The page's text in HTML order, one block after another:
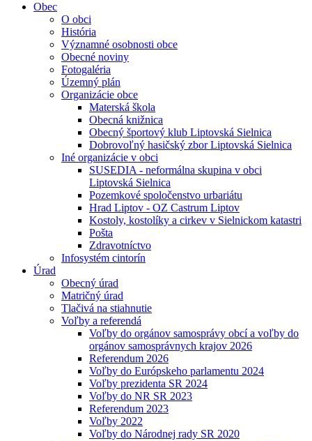
Obec
O obci
História
Významné osobnosti obce
Obecné noviny
Fotogaléria
Územný plán
Organizácie obce
Materská škola
Obecná knižnica
Obecný športový klub Liptovská Sielnica
Dobrovoľný hasičský zbor Liptovská Sielnica
Iné organizácie v obci
SUSEDIA - neformálna skupina v obci
Liptovská Sielnica
Pozemkové spoločenstvo urbariátu
Hrad Liptov - OZ Castrum Liptov
Kostoly, kostolíky a cirkev v Sielnickom katastri
Pošta
Zdravotníctvo
Infosystém cintorín
Úrad
Obecný úrad
Matričný úrad
Tlačivá na stiahnutie
Voľby a referendá
Voľby do orgánov samosprávy obcí a voľby do
orgánov samosprávnych krajov 2026
Referendum 2026
Voľby do Európskeho parlamentu 2024
Voľby prezidenta SR 2024
Voľby do NR SR 2023
Referendum 2023
Voľby 2022
Voľby do Národnej rady SR 2020